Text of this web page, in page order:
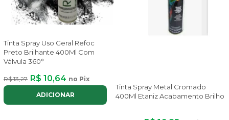
Tinta Spray Uso Geral Refoc
Preto Brilhante 400Ml Com
Válvula 360°
R$ 13,27 R$ 10,64 no Pix
ADICIONAR
Tinta Spray Metal Cromado
400Ml Etaniz Acabamento Brilho